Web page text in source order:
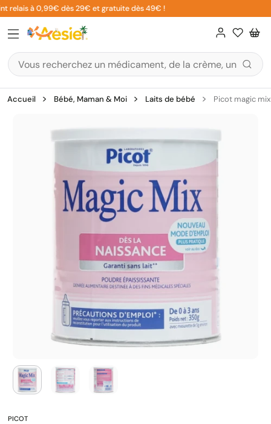
Aller
au
contenu
relais à 0,99€ dès 29€ et gratuite dès 49€ !
Accueil Bébé, Maman & Moi Laits de bébé Picot magic